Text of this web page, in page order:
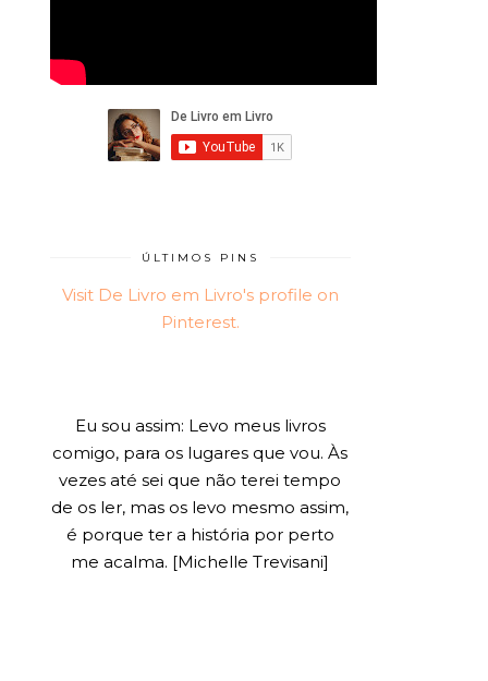
ÚLTIMOS PINS
Visit De Livro em Livro's profile on
Pinterest.
Eu sou assim: Levo meus livros
comigo, para os lugares que vou. Às
vezes até sei que não terei tempo
de os ler, mas os levo mesmo assim,
é porque ter a história por perto
me acalma. [Michelle Trevisani]